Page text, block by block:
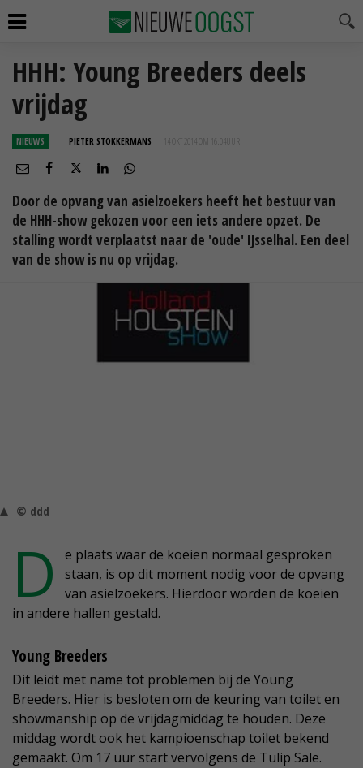
HHH: Young Breeders deels
vrijdag
NIEUWS PIETER STOKKERMANS 14 OKT 2014 OM 16:04
Door de opvang van asielzoekers heeft het bestuur van
de HHH-show gekozen voor een iets andere opzet. De
stalling wordt verplaatst naar de 'oude' IJsselhal. Een deel
van de show is nu op vrijdag.
© ddd
D
e plaats waar de koeien normaal gesproken
staan, is op dit moment nodig voor de opvang
van asielzoekers. Hierdoor worden de koeien
in andere hallen gestald.
Young Breeders
Dit leidt met name tot problemen bij de Young
Breeders. Hier is besloten om de keuring van toilet en
showmanship op de vrijdagmiddag te houden. Deze
middag wordt ook het kampioenschap toilet bekend
gemaakt. Om 17 uur start vervolgens de Tulip Sale.